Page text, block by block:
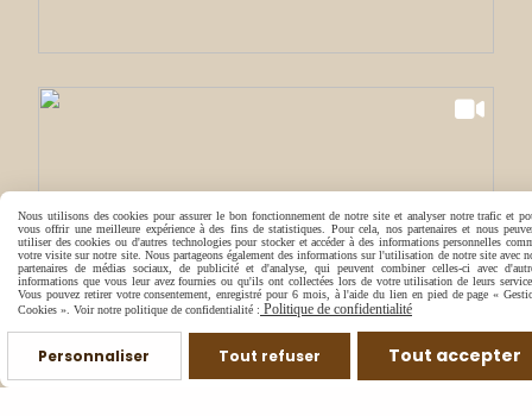
Nous utilisons des cookies pour assurer le bon fonctionnement de notre site et analyser notre trafic et
vous offrir une meilleure expérience à des fins de statistiques. Pour cela, nos partenaires et nous
utiliser des cookies ou d'autres technologies pour stocker et accéder à des informations personnelles
votre visite sur notre site. Nous partageons également des informations sur l'utilisation de notre site avec
partenaires de médias sociaux, de publicité et d'analyse, qui peuvent combiner celles-ci avec
informations que vous leur avez fournies ou qu'ils ont collectées lors de votre utilisation de leurs
Vous pouvez retirer votre consentement, enregistré pour 6 mois, à l'aide du lien en pied de page «
Cookies ». Voir notre politique de confidentialité : Politique de confidentialité
Personnaliser Tout refuser Tout accepter